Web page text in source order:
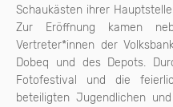
Schaukästen ihrer
Zur Eröffnung kamen
Vertreter*innen der
Dobeq und des Depots.
Fotofestival und die
beteiligten Jugendlichen